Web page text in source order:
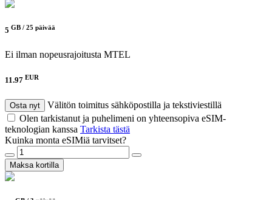
5 GB / 25 päivää
Ei ilman nopeusrajoitusta MTEL
11.97 EUR
Osta nyt
Välitön toimitus sähköpostilla ja tekstiviestillä
Olen tarkistanut ja puhelimeni on yhteensopiva eSIM-
teknologian kanssa Tarkista tästä
Kuinka monta eSIMiä tarvitset?
Maksa kortilla